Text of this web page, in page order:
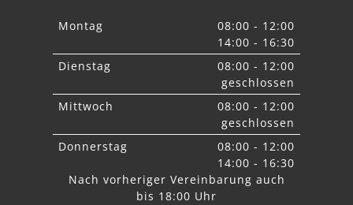
Montag
08:00 - 12:00
14:00 - 16:30
Dienstag
08:00 - 12:00
geschlossen
Mittwoch
08:00 - 12:00
geschlossen
Donnerstag
08:00 - 12:00
14:00 - 16:30
Nach vorheriger Vereinbarung auch
bis 18:00 Uhr